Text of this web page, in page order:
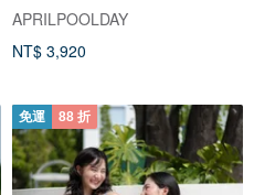
APRILPOOLDAY
NT$ 3,920
免運 88 折